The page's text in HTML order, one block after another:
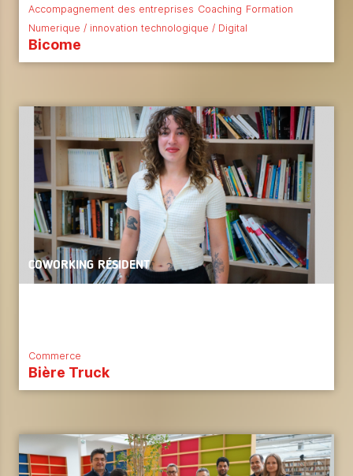
Accompagnement des entreprises Coaching Formation
Numerique / innovation technologique / Digital
Bicome
COWORKING RÉSIDENT
Commerce
Bière Truck